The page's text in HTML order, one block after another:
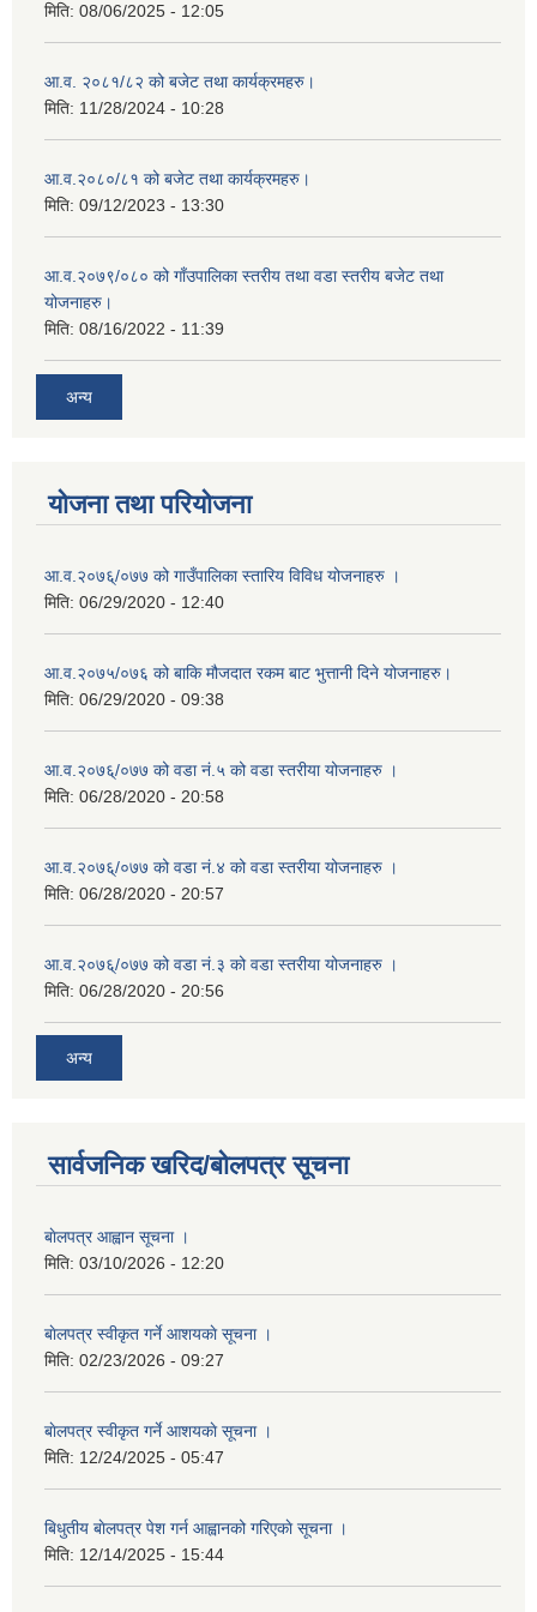
मिति: 08/06/2025 - 12:05
आ.व. २०८१/८२ को बजेट तथा कार्यक्रमहरु।
मिति: 11/28/2024 - 10:28
आ.व.२०८०/८१ को बजेट तथा कार्यक्रमहरु।
मिति: 09/12/2023 - 13:30
आ.व.२०७९/०८० को गाँउपालिका स्तरीय तथा वडा स्तरीय बजेट तथा
योजनाहरु।
मिति: 08/16/2022 - 11:39
अन्य
योजना तथा परियोजना
आ.व.२०७६्/०७७ को गाउँपालिका स्तारिय विविध योजनाहरु ।
मिति: 06/29/2020 - 12:40
आ.व.२०७५/०७६ को बाकि मौजदात रकम बाट भुत्तानी दिने योजनाहरु।
मिति: 06/29/2020 - 09:38
आ.व.२०७६्/०७७ को वडा नं.५ को वडा स्तरीया योजनाहरु ।
मिति: 06/28/2020 - 20:58
आ.व.२०७६्/०७७ को वडा नं.४ को वडा स्तरीया योजनाहरु ।
मिति: 06/28/2020 - 20:57
आ.व.२०७६्/०७७ को वडा नं.३ को वडा स्तरीया योजनाहरु ।
मिति: 06/28/2020 - 20:56
अन्य
सार्वजनिक खरिद/बोलपत्र सूचना
बाेलपत्र आह्वान सूचना ।
मिति: 03/10/2026 - 12:20
बाेलपत्र स्वीकृत गर्ने आशयकाे सूचना ।
मिति: 02/23/2026 - 09:27
बाेलपत्र स्वीकृत गर्ने आशयकाे सूचना ।
मिति: 12/24/2025 - 05:47
बिधुतीय बाेलपत्र पेश गर्न आह्वानको गरिएकाे सूचना ।
मिति: 12/14/2025 - 15:44